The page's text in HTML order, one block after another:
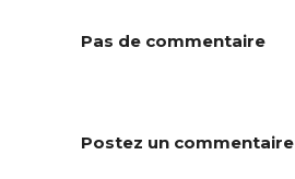
Pas de commentaire
Postez un commentaire